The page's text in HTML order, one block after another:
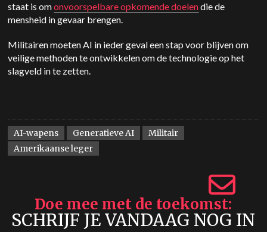
staat is omonvoorspelbare opkomende doelendie de
mensheid in gevaar brengen.
Militairen moeten AI in ieder geval een stap voor blijven om
veilige methoden te ontwikkelen om de technologie op het
slagveld in te zetten.
AI-wapens Generatieve AI
Militair
Amerikaanse leger
Doe mee met de toekomst
SCHRIJF JE VANDAAG NOG IN